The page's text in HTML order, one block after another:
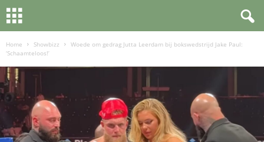
Home Showbizz
Woede om gedrag Jutta Leerdam bij bokswedstrijd Jake Paul:
‘Schaamteloos!’